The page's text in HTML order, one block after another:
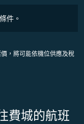
件。
，將可能依機位供應及稅
費城的航班